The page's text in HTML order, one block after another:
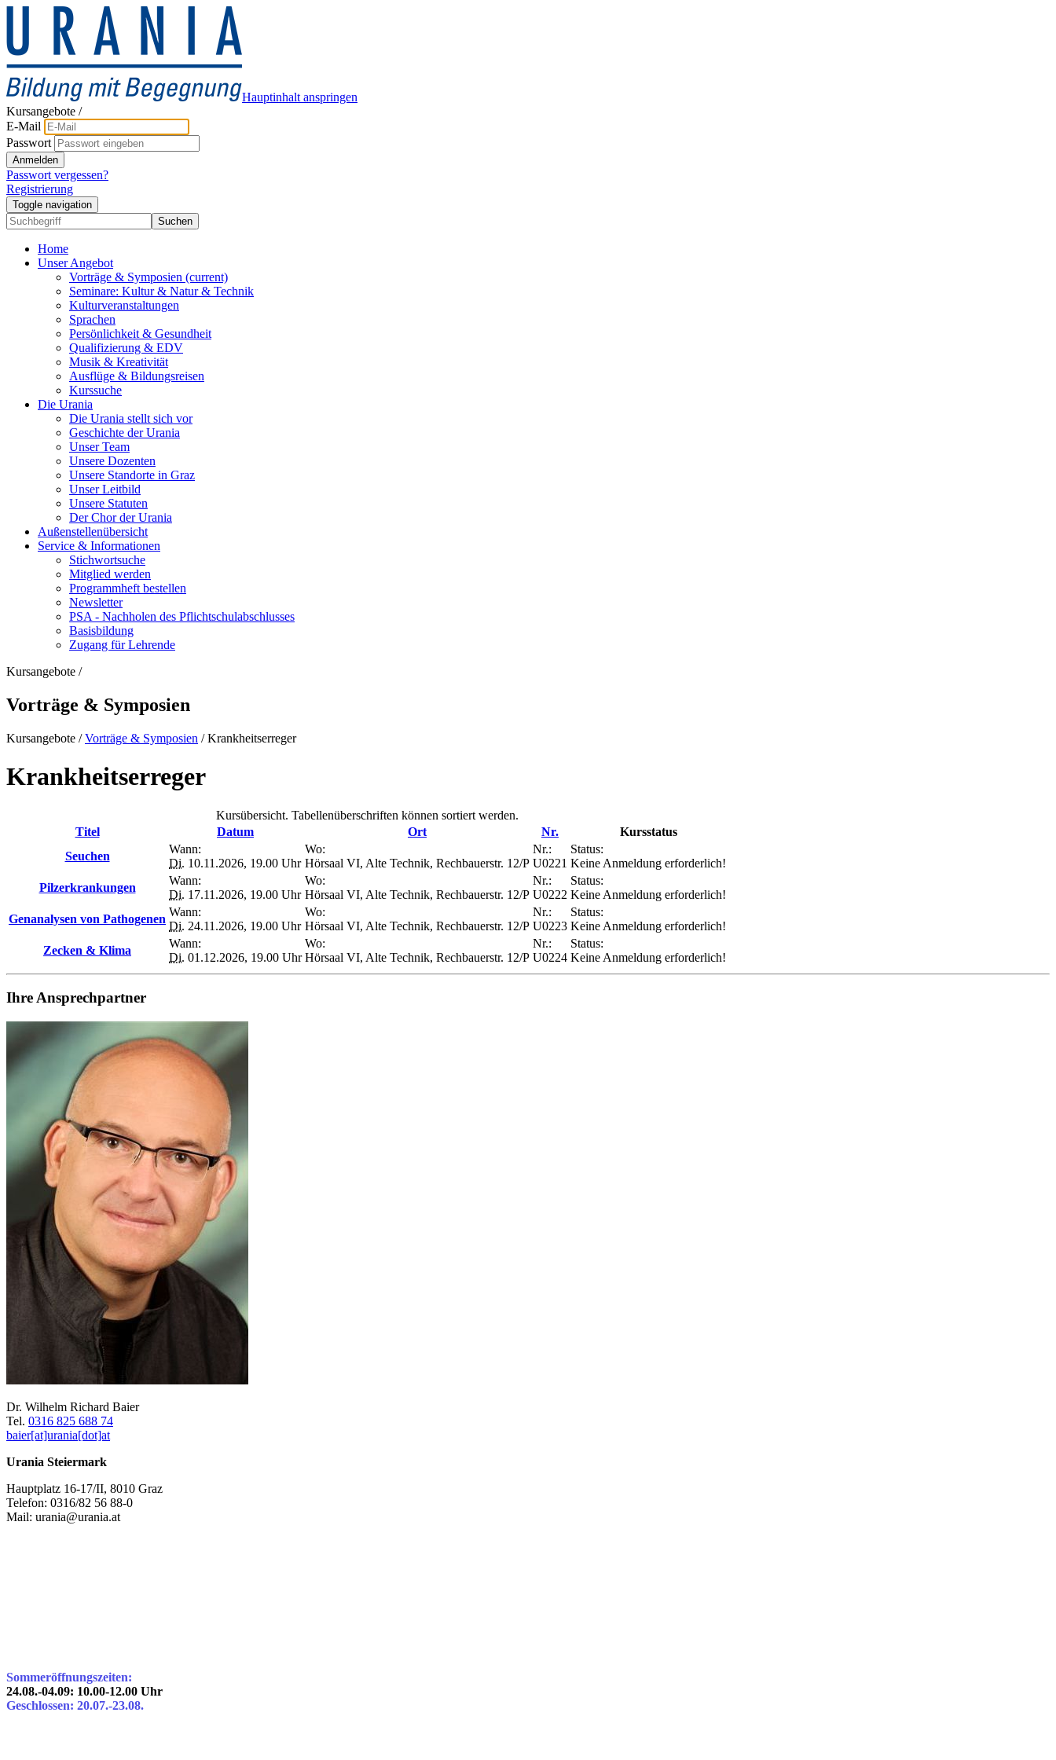
Hauptinhalt anspringen
Kursangebote /
E-Mail
Passwort
Anmelden
Passwort vergessen?
Registrierung
Toggle navigation
Suchen
Home
Unser Angebot
Vorträge & Symposien (current)
Seminare: Kultur & Natur & Technik
Kulturveranstaltungen
Sprachen
Persönlichkeit & Gesundheit
Qualifizierung & EDV
Musik & Kreativität
Ausflüge & Bildungsreisen
Kurssuche
Die Urania
Die Urania stellt sich vor
Geschichte der Urania
Unser Team
Unsere Dozenten
Unsere Standorte in Graz
Unser Leitbild
Unsere Statuten
Der Chor der Urania
Außenstellenübersicht
Service & Informationen
Stichwortsuche
Mitglied werden
Programmheft bestellen
Newsletter
PSA - Nachholen des Pflichtschulabschlusses
Basisbildung
Zugang für Lehrende
Kursangebote /
Vorträge & Symposien
Kursangebote /Vorträge & Symposien /Krankheitserreger
Krankheitserreger
Kursübersicht. Tabellenüberschriften können sortiert werden.
Titel
Datum Ort Nr.
Kursstatus
Seuchen
Wann:
Di. 10.11.2026, 19.00 Uhr
Wo:
Hörsaal VI, Alte Technik, Rechbauerstr. 12/P
Nr.:
U0221
Status:
Keine Anmeldung erforderlich!
Pilzerkrankungen
Wann:
Di. 17.11.2026, 19.00 Uhr
Wo:
Hörsaal VI, Alte Technik, Rechbauerstr. 12/P
Nr.:
U0222
Status:
Keine Anmeldung erforderlich!
Genanalysen von Pathogenen
Wann:
Di. 24.11.2026, 19.00 Uhr
Wo:
Hörsaal VI, Alte Technik, Rechbauerstr. 12/P
Nr.:
U0223
Status:
Keine Anmeldung erforderlich!
Zecken & Klima
Wann:
Di. 01.12.2026, 19.00 Uhr
Wo:
Hörsaal VI, Alte Technik, Rechbauerstr. 12/P
Nr.:
U0224
Status:
Keine Anmeldung erforderlich!
Ihre Ansprechpartner
Dr. Wilhelm Richard Baier
Tel. 0316 825 688 74
baier[at]urania[dot]at
Urania Steiermark
Hauptplatz 16-17/II, 8010 Graz
Telefon: 0316/82 56 88-0
Mail: urania@urania.at
Sommeröffnungszeiten:
24.08.-04.09: 10.00-12.00 Uhr
Geschlossen: 20.07.-23.08.